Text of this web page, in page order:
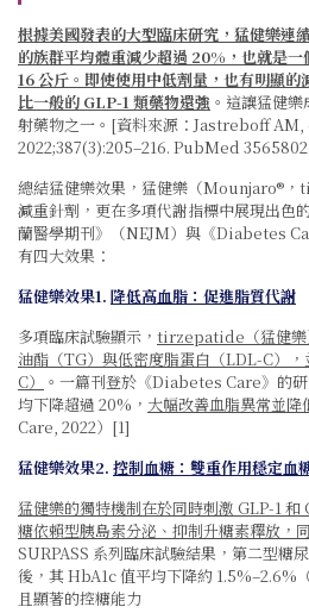
根據美國發表的大型臨床研究，猛健樂連
的族群平均體重減少超過 20%，也就是
16 公斤。即使使用中低劑量，也有明顯
比一般的 GLP-1 類藥物還強 。這讓猛健
射藥物之一。[資料來源：Jastreboff AM,
2022;387(3):205–216. PubMed
總結猛健樂效果，猛健樂（Mounjaro®
減重針劑，更在多項代謝指標中展現出色
蘭醫學期刊》（NEJM）與《Diabetes
有四大效果：
猛健樂效果1. 降低高血脂：促進脂質代謝
多項臨床試驗顯示， tirzepatide（猛健樂
油酯（TG）與低密度脂蛋白（LDL-C）
C）
。一篇刊登於《Diabetes Care》的
均下降超過 20%， 大幅改善血脂異常並降
Care, 2022）[1]
猛健樂效果2. 控制血糖：雙重作用穩定血
猛健樂的獨特機制在於同時刺激 GLP-1
糖依賴型胰島素分泌、抑制升糖素釋放，
SURPASS 系列臨床試驗結果，第二型
後，其 HbA1c 值平均下降約 1.5%–2.6%
且顯著的控糖能力